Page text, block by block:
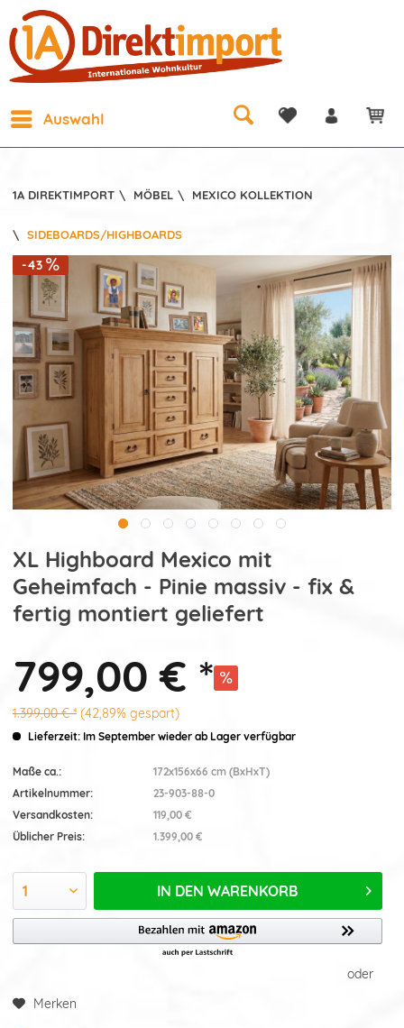
Auswahl
1A DIREKTIMPORT \ MÖBEL \ MEXICO KOLLEKTION
\ SIDEBOARDS/HIGHBOARDS
-43
XL Highboard Mexico mit
Geheimfach - Pinie massiv - fix &
fertig montiert geliefert
799,00 € *
1.399,00 € * (42,89% gespart)
Lieferzeit: Im September wieder ab Lager verfügbar
Maße ca.:
172x156x66 cm (BxHxT)
Artikelnummer:
23-903-88-0
Versandkosten:
119,00 €
Üblicher Preis:
1.399,00 €
IN DEN WARENKORB
oder
Merken